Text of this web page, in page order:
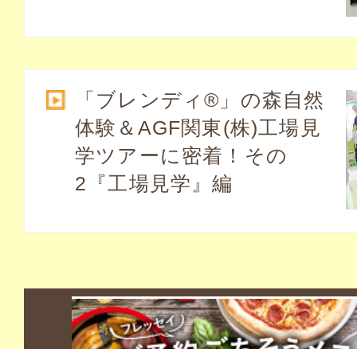
「ブレンディ®」の森自然
体験＆AGF関東(株)工場見
学ツアーに密着！その
2『工場見学』編